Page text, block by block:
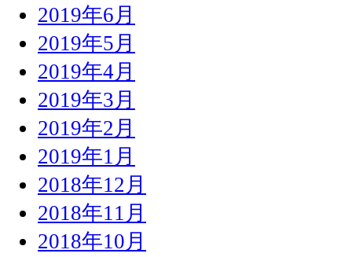
2019年6月
2019年5月
2019年4月
2019年3月
2019年2月
2019年1月
2018年12月
2018年11月
2018年10月